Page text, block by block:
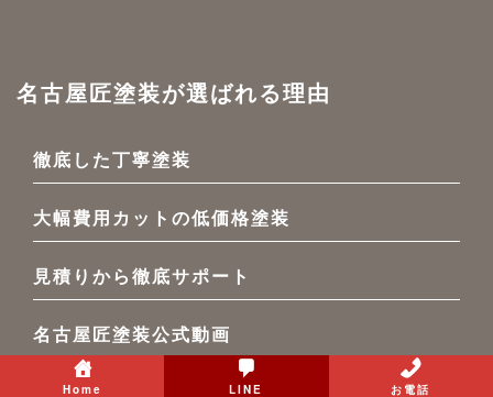
名古屋匠塗装が選ばれる理由
徹底した丁寧塗装
大幅費用カットの低価格塗装
見積りから徹底サポート
名古屋匠塗装公式動画
外壁塗装のカラーシミュレーション
Home LINE お電話